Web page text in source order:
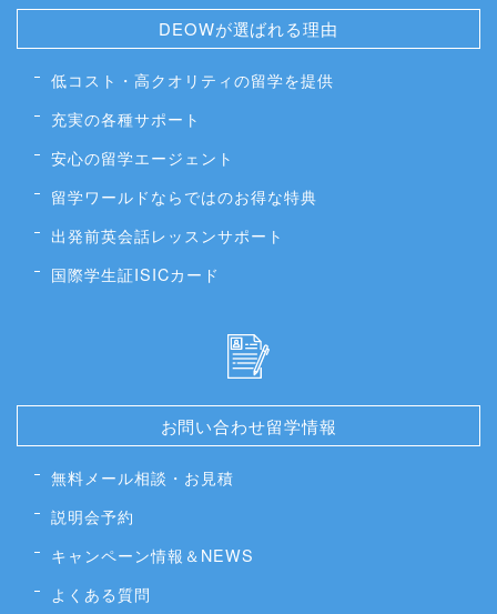
DEOWが選ばれる理由
低コスト・高クオリティの留学を提供
充実の各種サポート
安心の留学エージェント
留学ワールドならではのお得な特典
出発前英会話レッスンサポート
国際学生証ISICカード
お問い合わせ留学情報
無料メール相談・お見積
説明会予約
キャンペーン情報＆NEWS
よくある質問